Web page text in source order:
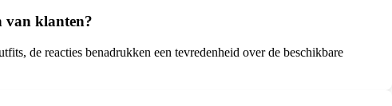
van klanten?
de reacties benadrukken een tevredenheid over de beschikbare